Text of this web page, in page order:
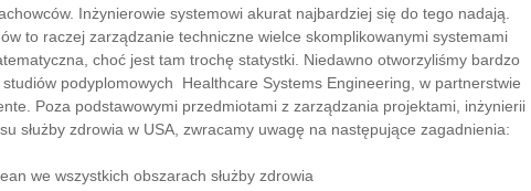
Inżynierowie systemowi akurat najbardziej się do tego nadają.
to raczej zarządzanie techniczne wielce skomplikowanymi systemami
choć jest tam trochę statystki. Niedawno otworzyliśmy bardzo
podyplomowych Healthcare Systems Engineering, w partnerstwie
Poza podstawowymi przedmiotami z zarządzania projektami, inżynierii
służby zdrowia w USA, zwracamy uwagę na następujące zagadnienia:
we wszystkich obszarach służby zdrowia